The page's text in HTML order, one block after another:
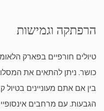
הרפתקה וגמישות
טיולים חורפיים בפארק
כושר. ניתן להתאים את
בין אם אתם מעוניינים בטיול
הגבעות. עם מרחבים